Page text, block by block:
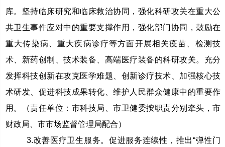
库。坚持临床研究和临床救治协同，强化科研攻关在重大公
共卫生事件应对中的重要支撑作用，强化部门协同，鼓励在
重大传染病、重大疾病诊疗等方面开展相关疫苗、检测技
术、新药创制、技术装备、高端医疗装备的科研攻关。充分
发挥科技创新在攻克医学难题、创新诊疗技术、加强核心技
术研发、促进科技成果转化、维护人民群众健康中的重要作
用。（责任单位：市科技局、市卫健委按职责分别牵头，市
财政局、市市场监督管理局配合）
3.改善医疗卫生服务。促进服务连续性，推出“弹性门